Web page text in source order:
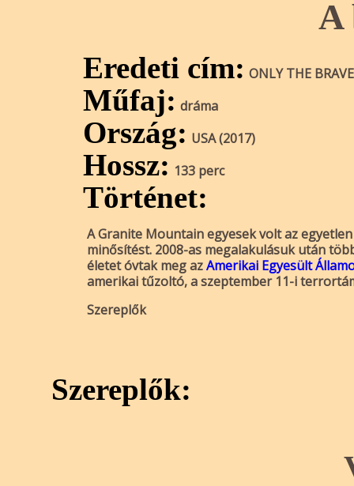
A
Eredeti cím: ONLY THE BRAVE
Műfaj: dráma
Ország: USA (2017)
Hossz: 133 perc
Történet:
A Granite Mountain egyesek volt az
minősítést. 2008-as megalakulásuk után
életet óvtak meg azAmerikai Egyesült
amerikai tűzoltó, a szeptember 11-i
Szereplők
Szereplők: